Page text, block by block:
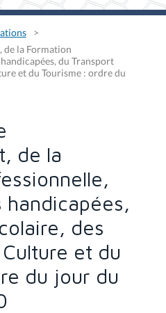
de la Formation
du Transport
et du Tourisme : ordre du
de la
handicapées,
des
et du
du jour du